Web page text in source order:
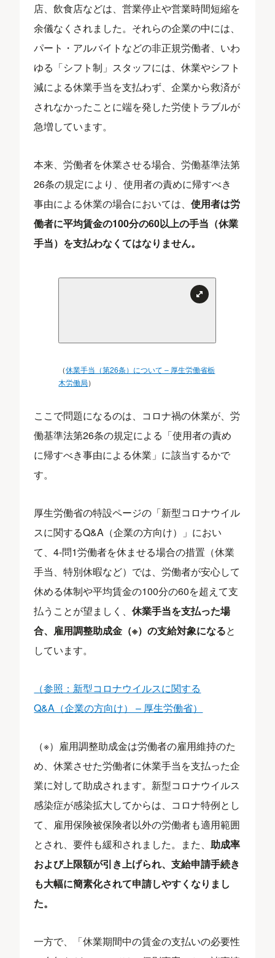
店、飲食店などは、営業停止や営業時間短縮を
余儀なくされました。それらの企業の中には、
パート・アルバイトなどの非正規労働者、いわ
ゆる「シフト制」スタッフには、休業やシフト
減による休業手当を支払わず、企業から救済が
されなかったことに端を発した労使トラブルが
急増しています。
本来、労働者を休業させる場合、労働基準法第
26条の規定により、使用者の責めに帰すべき
事由による休業の場合においては、使用者は労
働者に平均賃金の100分の60以上の手当（休業
手当）を支払わなくてはなりません。
（休業手当（第26条）について – 厚生労働省栃
木労働局）
ここで問題になるのは、コロナ禍の休業が、労
働基準法第26条の規定による「使用者の責め
に帰すべき事由による休業」に該当するかで
す。
厚生労働省の特設ページの「新型コロナウイル
スに関するQ&A（企業の方向け）」におい
て、4-問1労働者を休ませる場合の措置（休業
手当、特別休暇など）では、労働者が安心して
休める体制や平均賃金の100分の60を超えて支
払うことが望ましく、休業手当を支払った場
合、雇用調整助成金（※）の支給対象になると
しています。
（参照：新型コロナウイルスに関する
Q&A（企業の方向け） – 厚生労働省）
（※）雇用調整助成金は労働者の雇用維持のた
め、休業させた労働者に休業手当を支払った企
業に対して助成されます。新型コロナウイルス
感染症が感染拡大してからは、コロナ特例とし
て、雇用保険被保険者以外の労働者も適用範囲
とされ、要件も緩和されました。また、助成率
および上限額が引き上げられ、支給申請手続き
も大幅に簡素化されて申請しやすくなりまし
た。
一方で、「休業期間中の賃金の支払いの必要性